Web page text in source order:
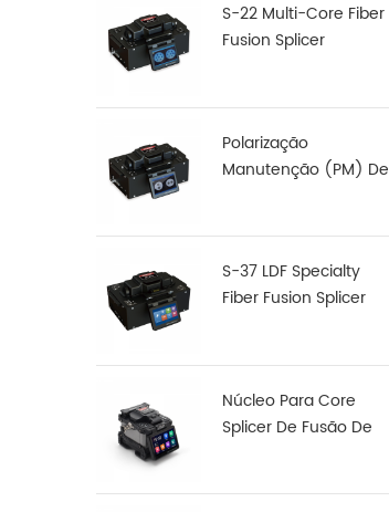
S-22 Multi-Core Fiber
Fusion Splicer
Polarização
Manutenção (PM) De
S-37 LDF Specialty
Fiber Fusion Splicer
Núcleo Para Core
Splicer De Fusão De